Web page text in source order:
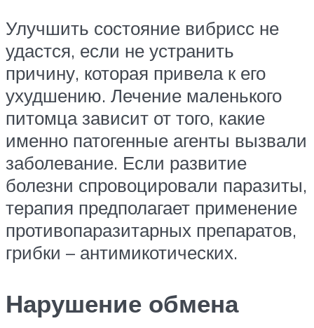
Улучшить состояние вибрисс не
удастся, если не устранить
причину, которая привела к его
ухудшению. Лечение маленького
питомца зависит от того, какие
именно патогенные агенты вызвали
заболевание. Если развитие
болезни спровоцировали паразиты,
терапия предполагает применение
противопаразитарных препаратов,
грибки – антимикотических.
Нарушение обмена